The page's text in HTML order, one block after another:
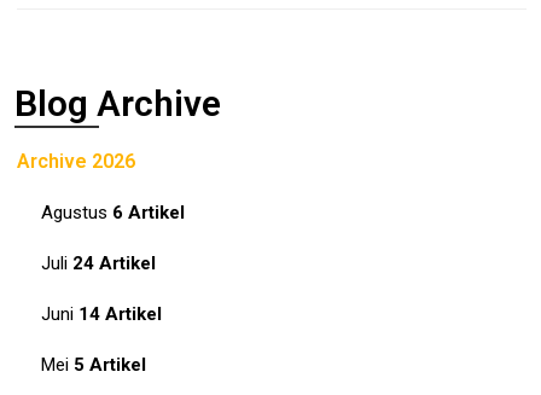
Blog Archive
Archive 2026
Agustus 6 Artikel
Juli 24 Artikel
Juni 14 Artikel
Mei 5 Artikel